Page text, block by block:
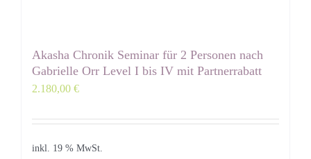
Akasha Chronik Seminar für 2 Personen nach
Gabrielle Orr Level I bis IV mit Partnerrabatt
2.180,00 €
inkl. 19 % MwSt.